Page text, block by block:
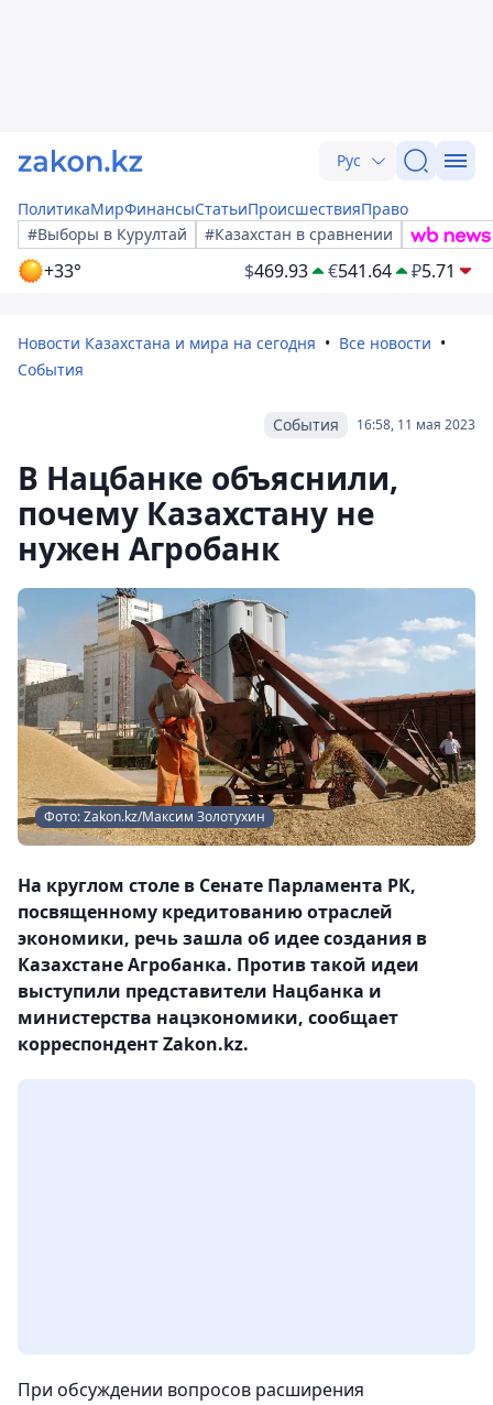
Рус
ПолитикаМирФинансыСтатьиПроисшествияПраво
#Выборы в Курултай
#Казахстан в сравнении
+33° $469.93 €541.64 ₽5.71
Новости Казахстана и мира на сегодня
Все новости
События
16:58, 11 мая 2023
События
В Нацбанке объяснили,
почему Казахстану не
нужен Агробанк
Фото: Zakon.kz/Максим Золотухин
На круглом столе в Сенате Парламента РК,
посвященному кредитованию отраслей
экономики, речь зашла об идее создания в
Казахстане Агробанка. Против такой идеи
выступили представители Нацбанка и
министерства нацэкономики, сообщает
корреспондент Zakon.kz.
При обсуждении вопросов расширения